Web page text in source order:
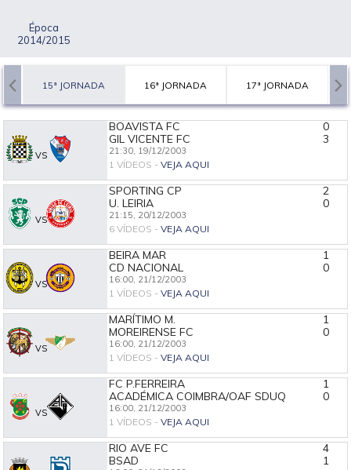
Época
2014/2015
15ª JORNADA 16ª JORNADA 17ª JORNADA
VS
BOAVISTA FC
0
GIL VICENTE FC
3
21:30, 19/12/2003
1 VÍDEOS - VEJA AQUI
VS
SPORTING CP
2
U. LEIRIA
0
21:15, 20/12/2003
6 VÍDEOS - VEJA AQUI
VS
BEIRA MAR
1
CD NACIONAL
0
16:00, 21/12/2003
1 VÍDEOS - VEJA AQUI
VS
MARÍTIMO M.
1
MOREIRENSE FC
0
16:00, 21/12/2003
1 VÍDEOS - VEJA AQUI
VS
FC P.FERREIRA
1
ACADÉMICA COIMBRA/OAF SDUQ
0
16:00, 21/12/2003
1 VÍDEOS - VEJA AQUI
RIO AVE FC
4
BSAD
1